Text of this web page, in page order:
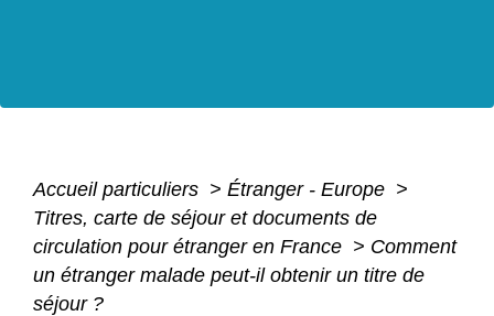
Accueil particuliers > Étranger - Europe >
Titres, carte de séjour et documents de
circulation pour étranger en France > Comment
un étranger malade peut-il obtenir un titre de
séjour ?